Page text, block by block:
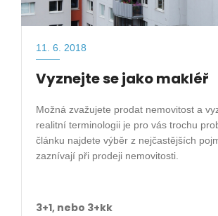
11. 6. 2018
Vyznejte se jako makléř
Možná zvažujete prodat nemovitost a
realitní terminologii je pro vás trochu
článku najdete výběr z nejčastějších
zaznívají při prodeji nemovitosti.
3+1, nebo 3+kk